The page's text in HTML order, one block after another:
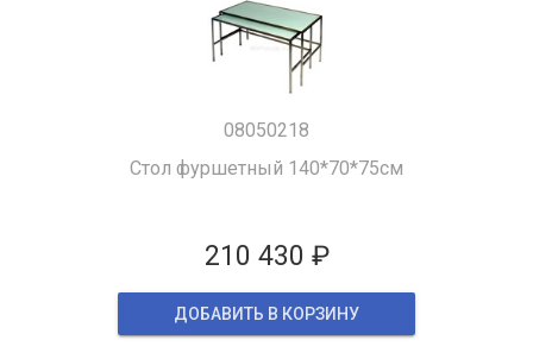
08050218
Стол фуршетный 140*70*75см
210 430 ₽
ДОБАВИТЬ В КОРЗИНУ